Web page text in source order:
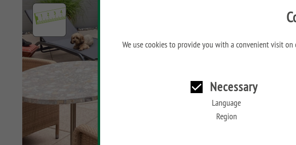
We use cookies to provide you with a convenient visit
Necessary
Language
Region
SYSTEM NEO WPC
PLATINUM
SYSTEM WPC
PLATINUM XL
SYSTEM WPC
PLATINUM
SYSTEM WPC XL
SYSTEM LICHT